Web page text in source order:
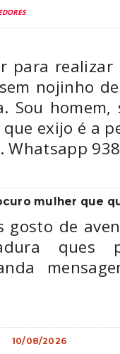
para
nojinho
Sou
exijo é a
Whatsapp
mulher que
gosto de
ques
10/08/2026